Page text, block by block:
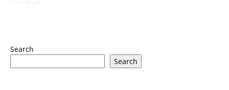
Search
Search